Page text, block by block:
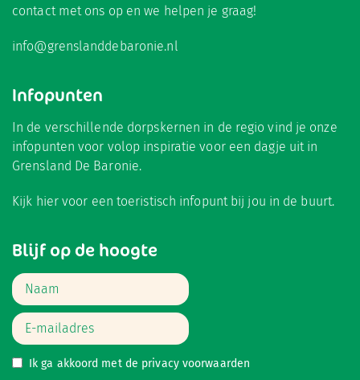
contact met ons op en we helpen je graag!
info@grenslanddebaronie.nl
Infopunten
In de verschillende dorpskernen in de regio vind je onze
infopunten voor volop inspiratie voor een dagje uit in
Grensland De Baronie.
Kijk hiervoor een toeristisch infopunt bij jou in de buurt.
Blijf op de hoogte
Ik ga akkoord met de privacy voorwaarden